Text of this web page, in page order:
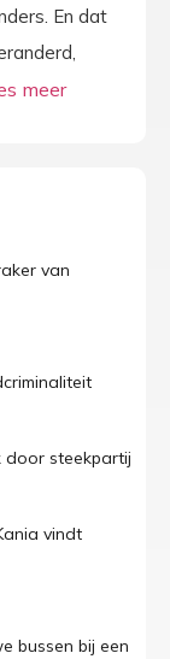
En dat
van
door steekpartij
vindt
bussen bij een